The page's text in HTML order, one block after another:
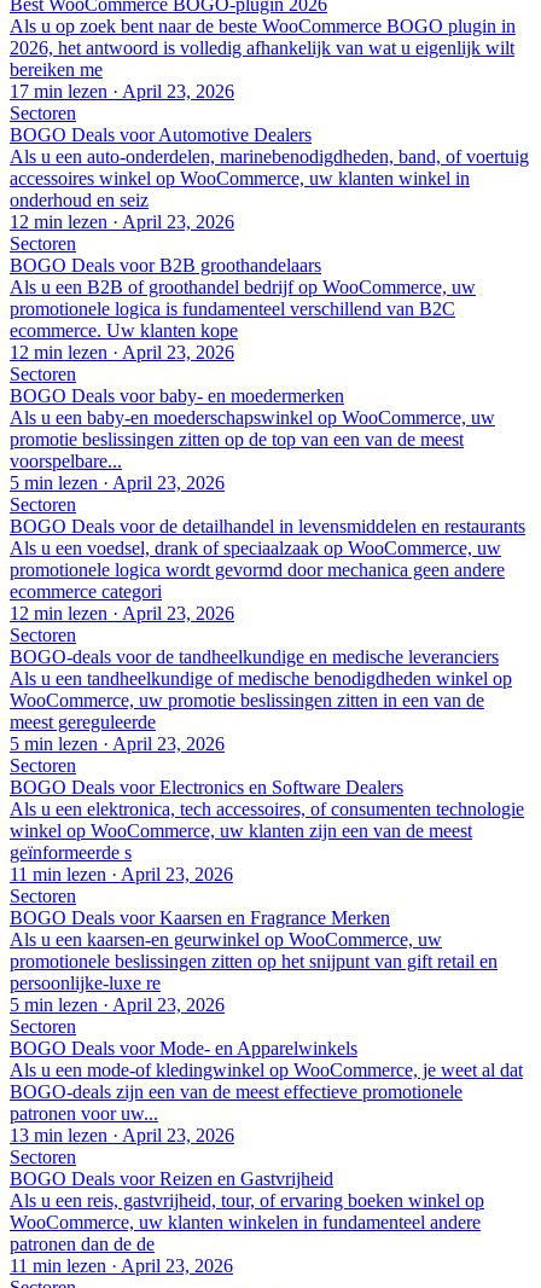
Als u op zoek bent naar de beste WooCommerce BOGO plugin in
2026, het antwoord is volledig afhankelijk van wat u eigenlijk wilt
bereiken me
17 min lezen · April 23, 2026
Sectoren
BOGO Deals voor Automotive Dealers
Als u een auto-onderdelen, marinebenodigdheden, band, of voertuig
accessoires winkel op WooCommerce, uw klanten winkel in
onderhoud en seiz
12 min lezen · April 23, 2026
Sectoren
BOGO Deals voor B2B groothandelaars
Als u een B2B of groothandel bedrijf op WooCommerce, uw
promotionele logica is fundamenteel verschillend van B2C
ecommerce. Uw klanten kope
12 min lezen · April 23, 2026
Sectoren
BOGO Deals voor baby- en moedermerken
Als u een baby-en moederschapswinkel op WooCommerce, uw
promotie beslissingen zitten op de top van een van de meest
voorspelbare...
5 min lezen · April 23, 2026
Sectoren
BOGO Deals voor de detailhandel in levensmiddelen en restaurants
Als u een voedsel, drank of speciaalzaak op WooCommerce, uw
promotionele logica wordt gevormd door mechanica geen andere
ecommerce categori
12 min lezen · April 23, 2026
Sectoren
BOGO-deals voor de tandheelkundige en medische leveranciers
Als u een tandheelkundige of medische benodigdheden winkel op
WooCommerce, uw promotie beslissingen zitten in een van de
meest gereguleerde
5 min lezen · April 23, 2026
Sectoren
BOGO Deals voor Electronics en Software Dealers
Als u een elektronica, tech accessoires, of consumenten technologie
winkel op WooCommerce, uw klanten zijn een van de meest
geïnformeerde s
11 min lezen · April 23, 2026
Sectoren
BOGO Deals voor Kaarsen en Fragrance Merken
Als u een kaarsen-en geurwinkel op WooCommerce, uw
promotionele beslissingen zitten op het snijpunt van gift retail en
persoonlijke-luxe re
5 min lezen · April 23, 2026
Sectoren
BOGO Deals voor Mode- en Apparelwinkels
Als u een mode-of kledingwinkel op WooCommerce, je weet al dat
BOGO-deals zijn een van de meest effectieve promotionele
patronen voor uw...
13 min lezen · April 23, 2026
Sectoren
BOGO Deals voor Reizen en Gastvrijheid
Als u een reis, gastvrijheid, tour, of ervaring boeken winkel op
WooCommerce, uw klanten winkelen in fundamenteel andere
patronen dan de de
11 min lezen · April 23, 2026